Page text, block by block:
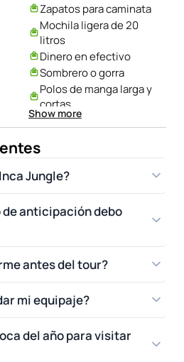
Tren de retorno Aguas
Calientes –
Ollantaytambo
Transporte de
Ollantaytambo a Cusco​
Todos los artículos de
cuidado personal
Propinas para el guía
Zapatos para caminata
Mochila ligera de 20
litros
Dinero en efectivo
Sombrero o gorra
Polos de manga larga y
cortas
Pantalones largos y
Chubasquero, bolsas
Chubasquero de
plástico opcional
(poncho)
(cantimplora)
Lentes de sol, Papel
higiénico y linterna
y celulares
Bloqueador y repelente
Artículos médicos o
Show more
Jungle?
anticipación debo
antes del tour?
mi equipaje?
del año para visitar